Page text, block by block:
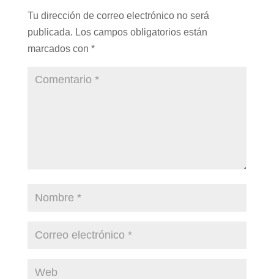
Tu dirección de correo electrónico no será
publicada. Los campos obligatorios están
marcados con *